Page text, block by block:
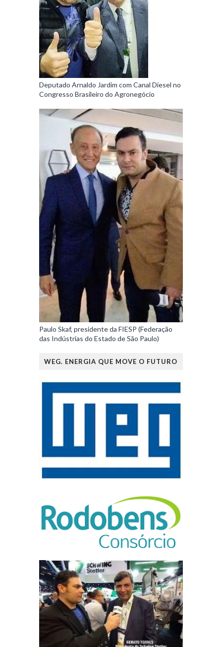
Deputado Arnaldo Jardim com Canal Diesel no
Congresso Brasileiro do Agronegócio
Paulo Skaf, presidente da FIESP (Federação
das Indústrias do Estado de São Paulo)
WEG. ENERGIA QUE MOVE O FUTURO